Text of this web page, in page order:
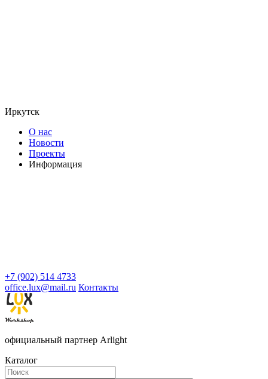
Иркутск
О нас
Новости
Проекты
Информация
+7 (902) 514 4733
office.lux@mail.ru Контакты
официальный партнер Arlight
Каталог